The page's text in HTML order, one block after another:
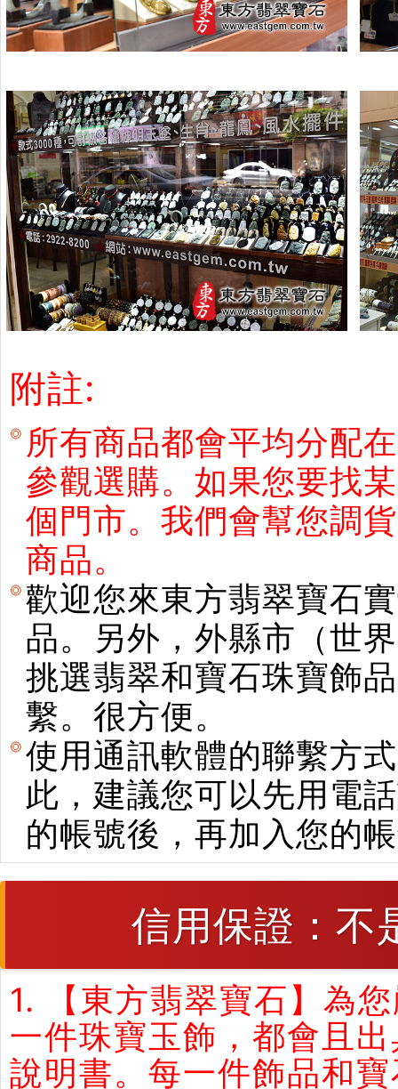
附註:
所有商品都會平均分配
參觀選購。如果您要找
個門市。我們會幫您調
商品。
歡迎您來東方翡翠寶石
品。另外，外縣市（世
挑選翡翠和寶石珠寶飾
繫。很方便。
使用通訊軟體的聯繫方
此，建議您可以先用電
的帳號後，再加入您的
信用保證：不
1. 【東方翡翠寶石】為
一件珠寶玉飾，都會且
說明書。每一件飾品和